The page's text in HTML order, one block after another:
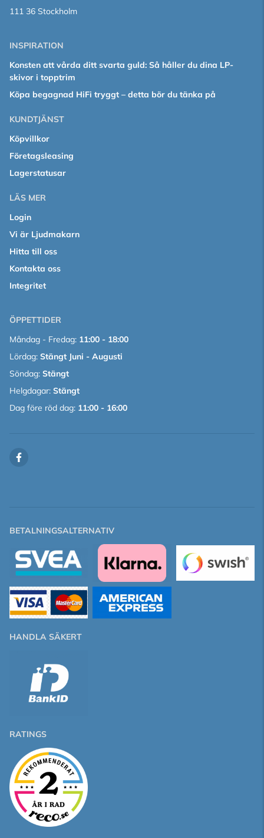
111 36 Stockholm
INSPIRATION
Konsten att vårda ditt svarta guld: Så håller du dina LP-
skivor i topptrim
Köpa begagnad HiFi tryggt – detta bör du tänka på
KUNDTJÄNST
Köpvillkor
Företagsleasing
Lagerstatusar
LÄS MER
Login
Vi är Ljudmakarn
Hitta till oss
Kontakta oss
Integritet
ÖPPETTIDER
Måndag - Fredag: 11:00 - 18:00
Lördag: Stängt Juni - Augusti
Söndag: Stängt
Helgdagar: Stängt
Dag före röd dag: 11:00 - 16:00
BETALNINGSALTERNATIV
HANDLA SÄKERT
RATINGS